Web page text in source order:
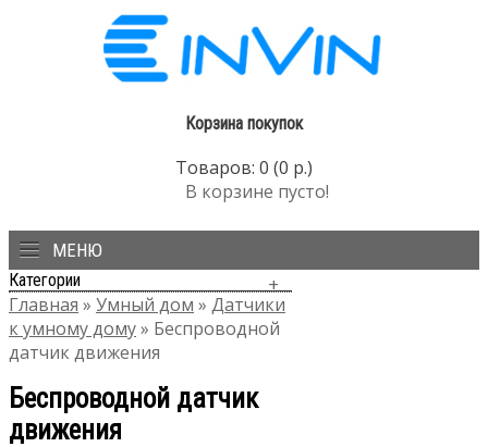
Корзина покупок
Товаров: 0 (0 р.)
В корзине пусто!
МЕНЮ
Категории
Главная » Умный дом » Датчики
к умному дому» Беспроводной
датчик движения
Беспроводной датчик
движения